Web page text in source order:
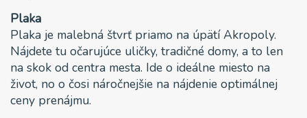
Plaka
Plaka je malebná štvrť priamo na úpätí Akropoly.
Nájdete tu očarujúce uličky, tradičné domy, a to len
na skok od centra mesta. Ide o ideálne miesto na
život, no o čosi náročnejšie na nájdenie optimálnej
ceny prenájmu.